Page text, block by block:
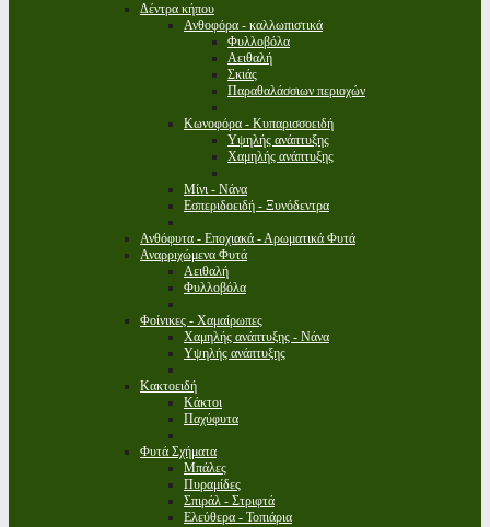
Δέντρα κήπου
Ανθοφόρα - καλλωπιστικά
Φυλλοβόλα
Αειθαλή
Σκιάς
Παραθαλάσσιων περιοχών
Κωνοφόρα - Κυπαρισσοειδή
Υψηλής ανάπτυξης
Χαμηλής ανάπτυξης
Μίνι - Νάνα
Εσπεριδοειδή - Ξυνόδεντρα
Ανθόφυτα - Εποχιακά - Αρωματικά Φυτά
Αναρριχώμενα Φυτά
Αειθαλή
Φυλλοβόλα
Φοίνικες - Χαμαίρωπες
Χαμηλής ανάπτυξης - Νάνα
Υψηλής ανάπτυξης
Κακτοειδή
Κάκτοι
Παχύφυτα
Φυτά Σχήματα
Μπάλες
Πυραμίδες
Σπιράλ - Στριφτά
Ελεύθερα - Τοπιάρια